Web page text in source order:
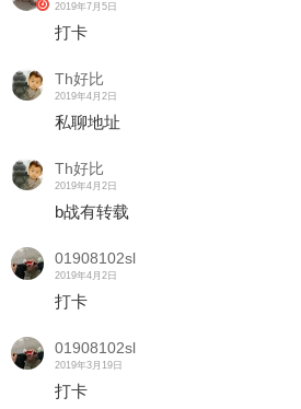
2019年7月5日
打卡
Th好比
2019年4月2日
私聊地址
Th好比
2019年4月2日
b战有转载
01908102sl
2019年4月2日
打卡
01908102sl
2019年3月19日
打卡